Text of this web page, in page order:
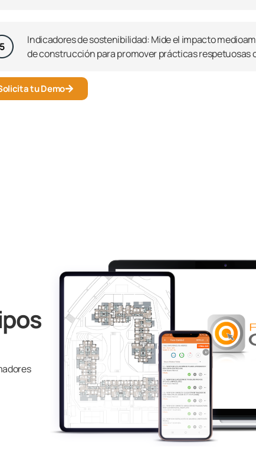
5
Indicadores de sostenibilidad: Mide el impacto
de construcción para promover prácticas respetuosas
tu Demo